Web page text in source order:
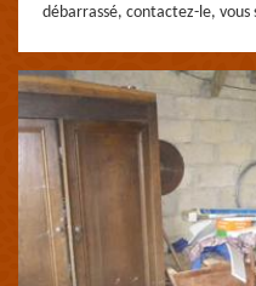
débarrassé, contactez-le,